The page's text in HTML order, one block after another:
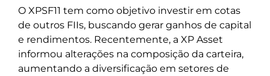
O XPSF11 tem como objetivo investir em cotas
de outros FIIs, buscando gerar ganhos de capital
e rendimentos. Recentemente, a XP Asset
informou alterações na composição da carteira,
aumentando a diversificação em setores de